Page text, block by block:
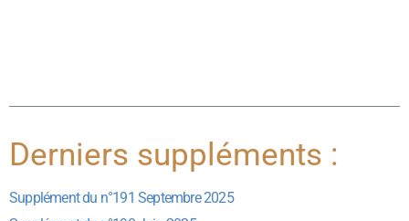
Derniers suppléments :
Supplément du n°191 Septembre 2025